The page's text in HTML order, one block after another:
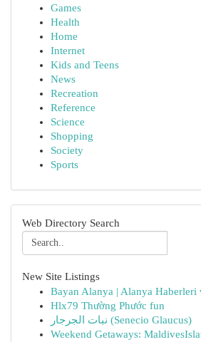
Games
Health
Home
Internet
Kids and Teens
News
Recreation
Reference
Science
Shopping
Society
Sports
Web Directory Search
New Site Listings
Bayan Alanya | Alanya Haberleri
Hlx79 Thường Phước fun
نبات الجرجار (Senecio Glaucus)
Weekend Getaways: